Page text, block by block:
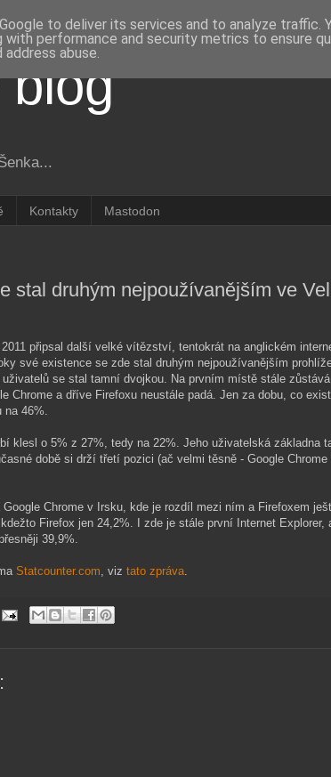
blog
Kontakty Mastodon
stal druhým nejpoužívanějším ve
připsal další velké vítězství, tentokrát na anglickém
své existence se zde stal druhým nejpoužívanějším
se stal tamní dvojkou. Na prvním místě stále zůstává
Chrome a dříve Firefoxu neustále padá. Jen za dobu, co
46%.
klesl o 5% z 27%, tedy na 22%. Jeho uživatelská základna
době si drží třetí pozici (ač velmi těsně - Google
Chrome v Irsku, kde je rozdíl mezi ním a Firefoxem
Firefox jen 24,2%. I zde je stále první Internet Explorer,
39,9%.
Statcounter.com , viz tato zpráva
to deliver its services and to analyze traffic.
with performance and security metrics to ensure
abuse.